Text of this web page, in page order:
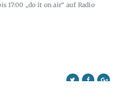
17:00 „do it on air“ auf Radio